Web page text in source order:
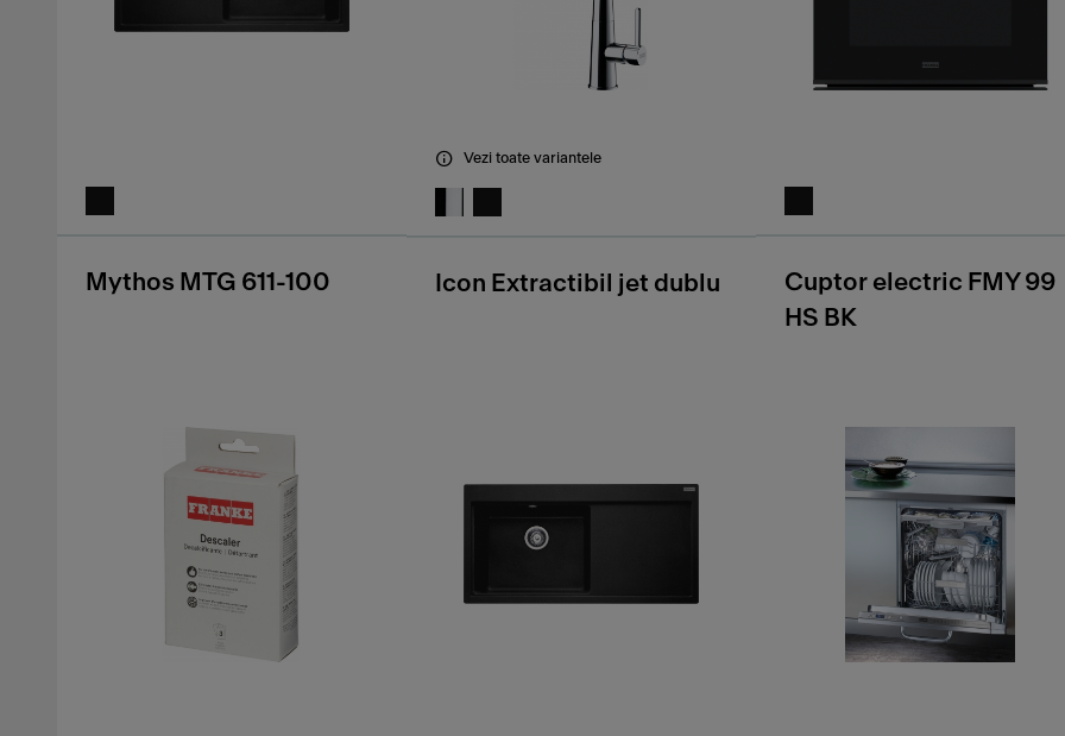
Mythos MTG 611-100
Vezi toate variantele
Icon Extractibil jet dublu
Cuptor electric FMY 99
HS BK